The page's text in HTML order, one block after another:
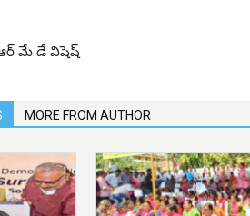
మే డే విషెష్
MORE FROM AUTHOR